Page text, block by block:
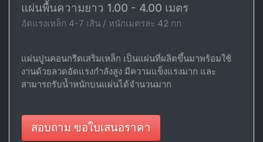
แผ่นพื้นความยาว 1.00 - 4.00 เมตร
อัดแรงเหล็ก 4-7 เส้น / หนักเมตรละ 42 กก
แผ่นปูนคอนกรีตเสริมเหล็ก เป็นแผ่นที่ผลิตขึ้นมาพร้อมใช้
งานด้วยลวดอัดแรงกำลังสูง มีความแข็งแรงมาก และ
สามารถรับน้ำหนักบนแผ่นได้จำนวนมาก
สอบถาม ขอใบเสนอราคา